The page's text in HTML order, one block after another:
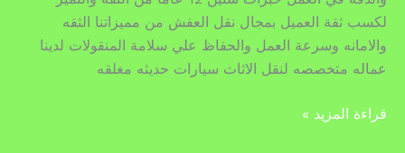
لكسب ثقة العميل بمجال نقل العفش من مميزاتنا الثقه
والامانه وسرعة العمل والحفاظ علي سلامة المنقولات لدينا
عماله متخصصه لنقل الاثاث سيارات حديثه مغلقه
قراءة المزيد »